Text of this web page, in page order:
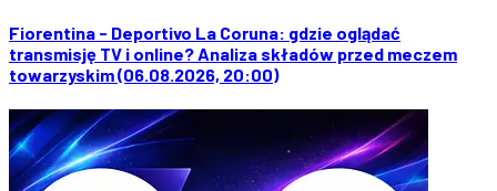
Fiorentina - Deportivo La Coruna: gdzie oglądać
transmisję TV i online? Analiza składów przed meczem
towarzyskim (06.08.2026, 20:00)